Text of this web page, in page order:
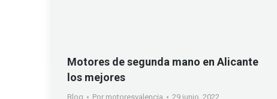
Motores de segunda mano en Alicante
los mejores
Blog Por motoresvalencia 29 junio, 2022